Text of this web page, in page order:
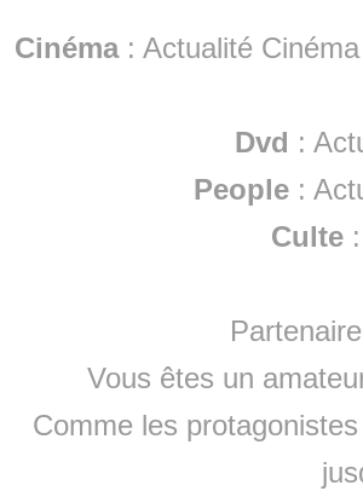
Cinéma: Actualité Cinéma
Dvd :
People :
Culte :
Vous êtes un
Comme les